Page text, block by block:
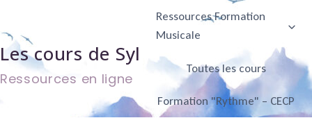
au
contenu
Les cours de Syl
Ressources en ligne
Ressources Formation
Musicale
Toutes les cours
Formation "Rythme" – CECP